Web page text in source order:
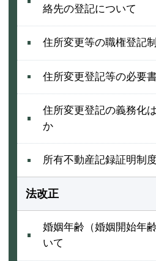
絡先の登記について
住所変更等の職権登記
住所変更登記等の必要
住所変更登記の義務化
か
所有不動産記録証明制
法改正
婚姻年齢（婚姻開始年
いて